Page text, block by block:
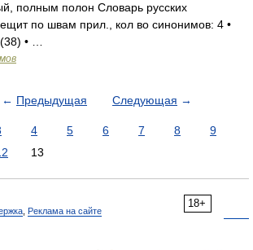
полным полон Словарь русских
по швам прил., кол во синонимов: 4 •
• …
← Предыдущая Следующая →
4 5 6 7 8
9
13
18+
Реклама на сайте